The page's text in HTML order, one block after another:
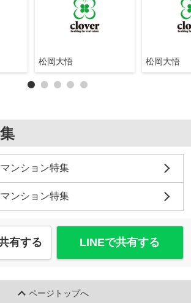
松岡大悟 松岡大悟
ンション特集
ンション特集
有する LINEで共有する
ページトップへ